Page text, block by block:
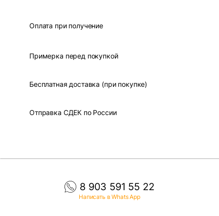
Оплата при получение
Примерка перед покупкой
Бесплатная доставка (при покупке)
Отправка СДЕК по России
8 903 591 55 22
Написать в Whats App